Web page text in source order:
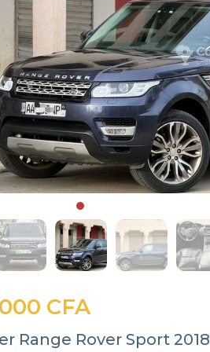
CFA
Range Rover Sport 2018